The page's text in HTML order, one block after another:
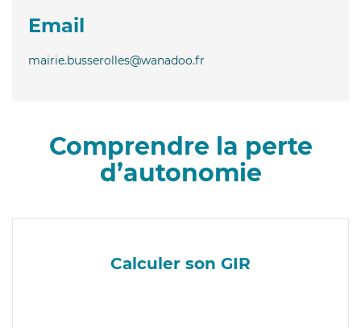
Email
mairie.busserolles@wanadoo.fr
Comprendre la perte
d’autonomie
Calculer son GIR